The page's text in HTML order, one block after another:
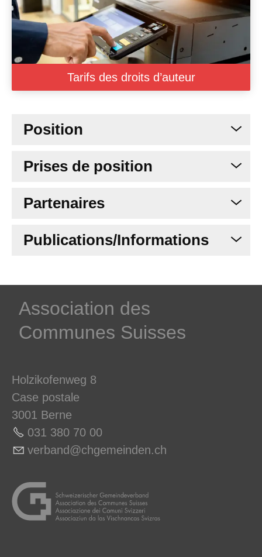
Tarifs des droits d’auteur
Position
Prises de position
Partenaires
Publications/Informations
­Association des­
Communes ­Suisses
Holzikofenweg 8
Case postale
3001 Berne
031 380 70 00
v rb nd chg m nd n ch